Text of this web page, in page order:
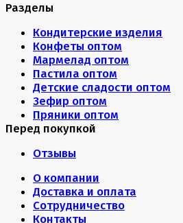
Разделы
Кондитерские изделия
Конфеты оптом
Мармелад оптом
Пастила оптом
Детские сладости оптом
Зефир оптом
Пряники оптом
Перед покупкой
Отзывы
О компании
Доставка и оплата
Сотрудничество
Контакты